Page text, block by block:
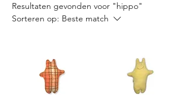
Resultaten gevonden voor "hippo"
Sorteren op: Beste match